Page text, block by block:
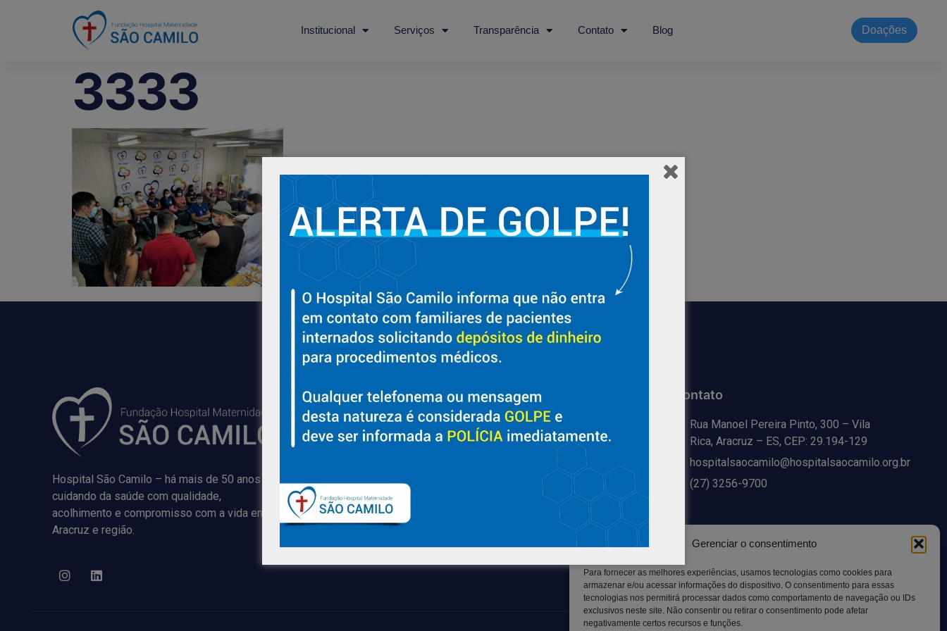
Gerenciar o consentimento
Para fornecer as melhores experiências, usamos tecnologias como cookies para
armazenar e/ou acessar informações do dispositivo. O consentimento para essas
tecnologias nos permitirá processar dados como comportamento de navegação ou IDs
exclusivos neste site. Não consentir ou retirar o consentimento pode afetar
negativamente certos recursos e funções.
Institucional Serviços Transparência Contato Blog Doações
3333
Hospital São Camilo – há mais de 50 anos
cuidando da saúde com qualidade,
acolhimento e compromisso com a vida em
Aracruz e região.
Sobre
Nossa História e Fundador
Diretorias
Trabalhe Conosco
Blog
Suporte
Ouvidoria
Contato
Solicitar Prontuário Médico
Canal LGPD e Segurança da
Contato
Rua Manoel Pereira Pinto, 300 – Vila
Rica, Aracruz – ES, CEP: 29.194-129
hospitalsaocamilo@hospitalsaocamilo.org.br
(27) 3256-9700